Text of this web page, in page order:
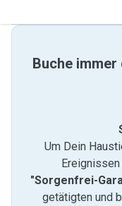
Buche
Um Dein
"Sorgenfrei-
getätigten und